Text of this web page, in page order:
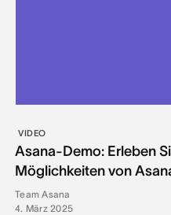
VIDEO
Asana-Demo: Erleben
Möglichkeiten von
Team Asana
4. März 2025